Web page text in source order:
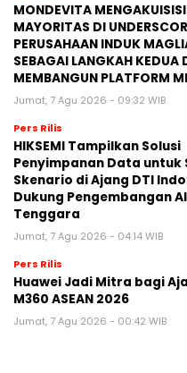
MONDEVITA
MAYORITAS DI
PERUSAHAAN INDUK
SEBAGAI LANGKAH KEDUA
MEMBANGUN PLATFORM
Jumat, 7 Agu 2026 - 09:32 WIB
Pers Rilis
HIKSEMI Tampilkan Solusi
Penyimpanan Data untuk
Skenario di Ajang DTI
Dukung Pengembangan
Tenggara
Jumat, 7 Agu 2026 - 04:14 WIB
Pers Rilis
Huawei Jadi Mitra bagi
M360 ASEAN 2026
Jumat, 7 Agu 2026 - 00:42 WIB